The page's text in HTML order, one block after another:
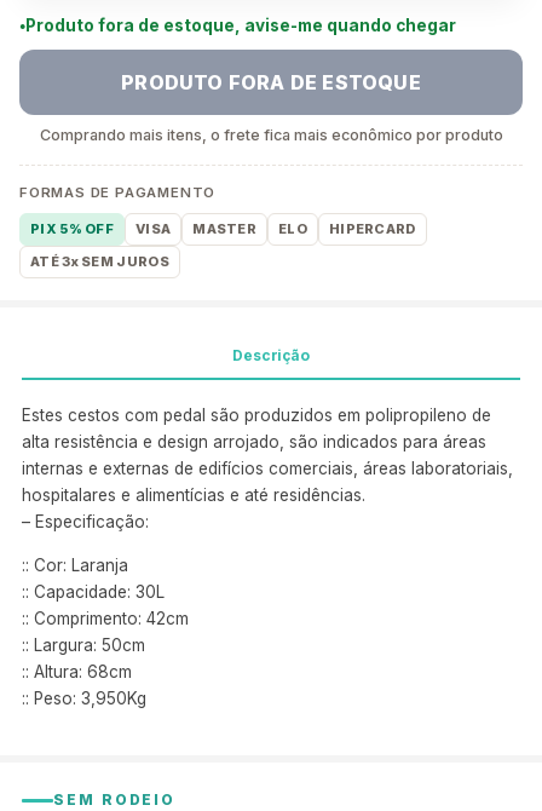
Produto fora de estoque, avise-me quando chegar
PRODUTO FORA DE ESTOQUE
Comprando mais itens, o frete fica mais econômico por produto
FORMAS DE PAGAMENTO
PIX 5% OFF VISA MASTER ELO
HIPERCARD
ATÉ 3x SEM JUROS
Descrição
Estes cestos com pedal são produzidos em polipropileno de
alta resistência e design arrojado, são indicados para áreas
internas e externas de edifícios comerciais, áreas laboratoriais,
hospitalares e alimentícias e até residências.
– Especificação:
:: Cor: Laranja
:: Capacidade: 30L
:: Comprimento: 42cm
:: Largura: 50cm
:: Altura: 68cm
:: Peso: 3,950Kg
SEM RODEIO